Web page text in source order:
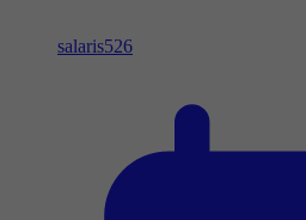
salaris526